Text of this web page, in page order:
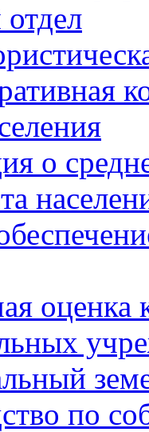
о
оценка
по